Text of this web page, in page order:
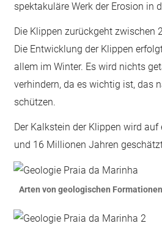
spektakuläre Werk der Erosion in
Die Klippen zurückgeht zwischen
Die Entwicklung der Klippen
allem im Winter. Es wird nichts
verhindern, da es wichtig ist, das
schützen.
Der Kalkstein der Klippen wird
und 16 Millionen Jahren
Arten von geologischen